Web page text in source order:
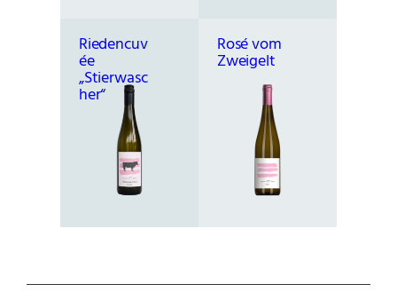
Riedencuv
ée
„Stierwasc
her“
Rosé vom
Zweigelt